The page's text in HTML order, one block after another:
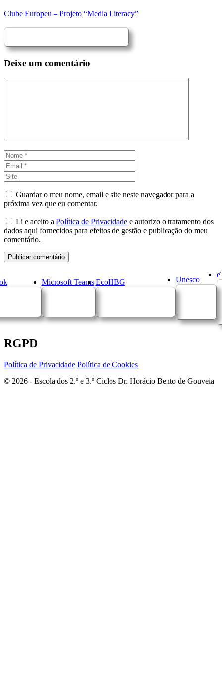
Clube Europeu – Projeto “Media Literacy”
Deixe um comentário
Nome
Guardar o meu nome, email e site neste navegador para a
próxima vez que eu comentar.
Li e aceito a Política de Privacidade e autorizo o tratamento dos
dados aqui fornecidos para efeitos de gestão e publicação do meu
comentário.
Microsoft Teams EcoHBG Unesco
RGPD
Política de Privacidade Política de Cookies
© 2026 - Escola dos 2.º e 3.º Ciclos Dr. Horácio Bento de Gouveia